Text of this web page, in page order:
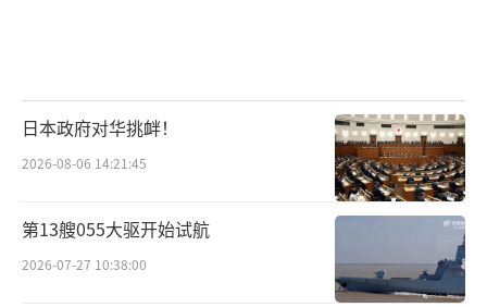
日本政府对华挑衅！
2026-08-06 14:21:45
第13艘055大驱开始试航
2026-07-27 10:38:00